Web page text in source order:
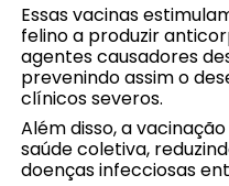
Essas vacinas
felino a produzir
agentes causadores
prevenindo assim o
clínicos severos.
Além disso, a
saúde coletiva,
doenças infecciosas